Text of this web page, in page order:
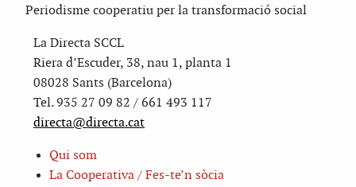
Periodisme cooperatiu per la transformació social
La Directa SCCL
Riera d’Escuder, 38, nau 1, planta 1
08028 Sants (Barcelona)
Tel. 935 27 09 82 / 661 493 117
directa@directa.cat
Qui som
La Cooperativa / Fes-te’n sòcia